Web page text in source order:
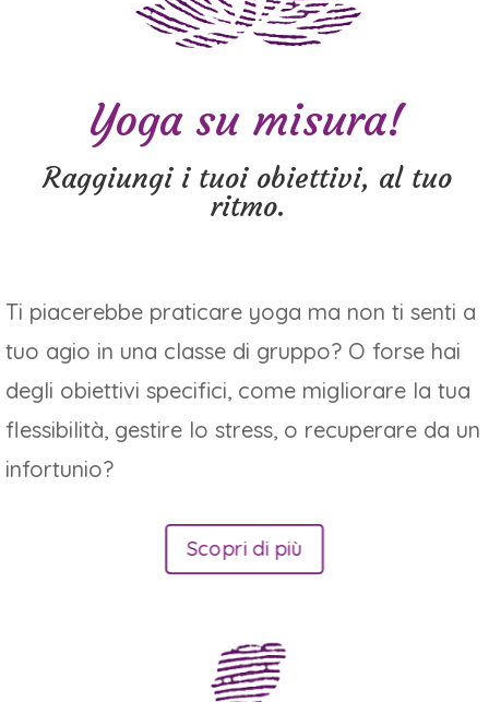
Yoga su misura!
Raggiungi i tuoi obiettivi, al tuo
ritmo.
Ti piacerebbe praticare yoga ma non ti senti a
tuo agio in una classe di gruppo? O forse hai
degli obiettivi specifici, come migliorare la tua
flessibilità, gestire lo stress, o recuperare da un
infortunio?
Scopri di più